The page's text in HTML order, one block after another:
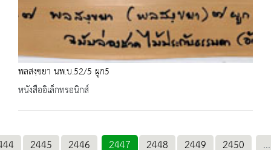
พลสงฺขยา นพ.บ.52/5 ผูก5
หนังสืออิเล็กทรอนิกส์
2445 2446 2447 2448 2449 2450 ...